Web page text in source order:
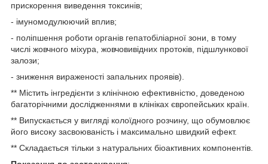
прискорення виведення токсинів;
- імуномодулюючий вплив;
- поліпшення роботи органів гепатобіліарної зони, в тому
числі жовчного міхура, жовчовивідних протоків, підшлункової
залози;
- зниження вираженості запальних проявів).
** Містить інгредієнти з клінічною ефективністю, доведеною
багаторічними дослідженнями в клініках європейських країн.
** Випускається у вигляді колоїдного розчину, що обумовлює
його високу засвоюваність і максимально швидкий ефект.
** Складається тільки з натуральних біоактивних компонентів.